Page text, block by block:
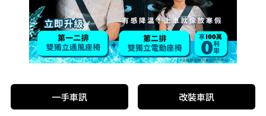
一手車訊 改裝車訊